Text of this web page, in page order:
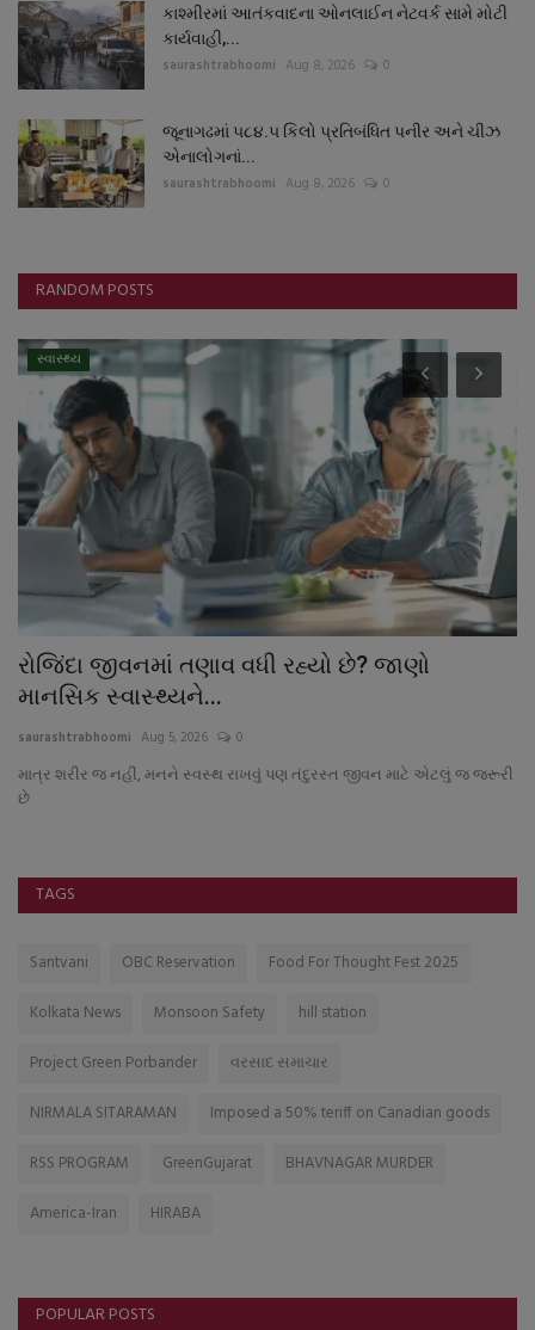
કાશ્મીરમાં આતંકવાદના ઓનલાઈન નેટવર્ક સામે મોટી
કાર્યવાહી,...
saurashtrabhoomi Aug 8, 2026 0
જૂનાગઢમાં ૫૮૪.૫ કિલો પ્રતિબંધિત પનીર અને ચીઝ
એનાલોગનાં...
saurashtrabhoomi Aug 8, 2026 0
RANDOM POSTS
સ્વાસ્થ્ય
રોજિંદા જીવનમાં તણાવ વધી રહ્યો છે? જાણો
માનસિક સ્વાસ્થ્યને...
saurashtrabhoomi Aug 5, 2026 0
માત્ર શરીર જ નહીં, મનને સ્વસ્થ રાખવું પણ તંદુરસ્ત જીવન માટે એટલું જ જરૂરી
છે
TAGS
Santvani OBC Reservation
Food For Thought Fest 2025
Kolkata News
Monsoon Safety
hill station
Project Green Porbander
વરસાદ સમાચાર
NIRMALA SITARAMAN
Imposed a 50% teriff on Canadian goods
RSS PROGRAM
GreenGujarat
BHAVNAGAR MURDER
America-Iran
HIRABA
POPULAR POSTS